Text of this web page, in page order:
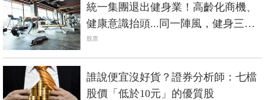
統一集團退出健身業！高齡化商機、
健康意識抬頭...同一陣風，健身三巨
頭命運大不同？
股票
誰說便宜沒好貨？證券分析師：七檔
股價「低於10元」的優質股